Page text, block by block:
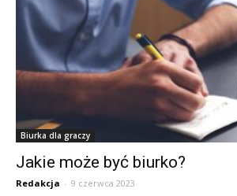
Biurka dla graczy
Jakie może być biurko?
Redakcja - 9 czerwca 2023